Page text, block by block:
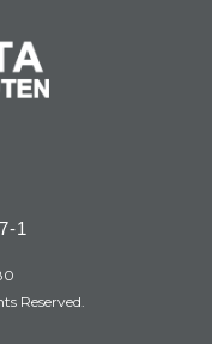
1
Reserved.